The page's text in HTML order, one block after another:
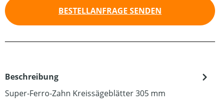
BESTELLANFRAGE SENDEN
Beschreibung
Super-Ferro-Zahn Kreissägeblätter 305 mm